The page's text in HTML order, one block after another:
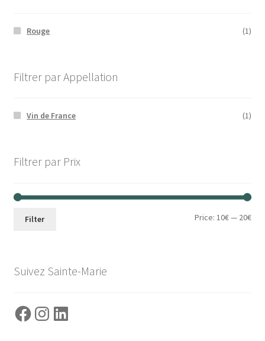
Rouge (1)
Filtrer par Appellation
Vin de France (1)
Filtrer par Prix
Min
Max
Filter Price:10€— 20€
Suivez Sainte-Marie
FacebookInstagram
LinkedIn